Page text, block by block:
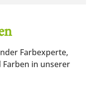
Farbexperte,
in unserer